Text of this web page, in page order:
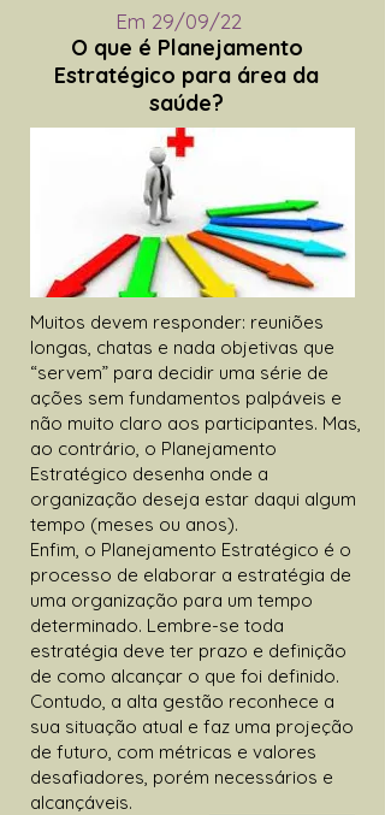
Em 29/09/22
O que é Planejamento
Estratégico para área da
saúde?
Muitos devem responder: reuniões
longas, chatas e nada objetivas que
“servem” para decidir uma série de
ações sem fundamentos palpáveis e
não muito claro aos participantes. Mas,
ao contrário, o Planejamento
Estratégico desenha onde a
organização deseja estar daqui algum
tempo (meses ou anos).
Enfim, o Planejamento Estratégico é o
processo de elaborar a estratégia de
uma organização para um tempo
determinado. Lembre-se toda
estratégia deve ter prazo e definição
de como alcançar o que foi definido.
Contudo, a alta gestão reconhece a
sua situação atual e faz uma projeção
de futuro, com métricas e valores
desafiadores, porém necessários e
alcançáveis.